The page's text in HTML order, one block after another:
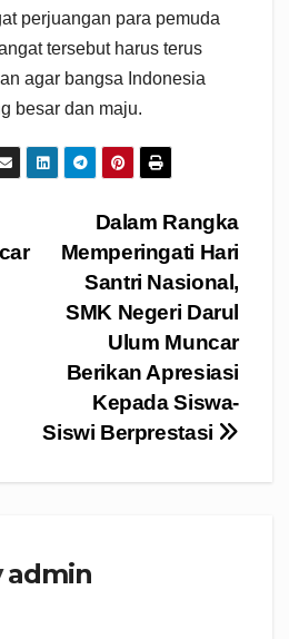
perjuangan para pemuda
tersebut harus terus
agar bangsa Indonesia
besar dan maju.
Dalam Rangka
Memperingati Hari
Santri Nasional,
SMK Negeri Darul
Ulum Muncar
Berikan Apresiasi
Kepada Siswa-
Siswi Berprestasi
admin